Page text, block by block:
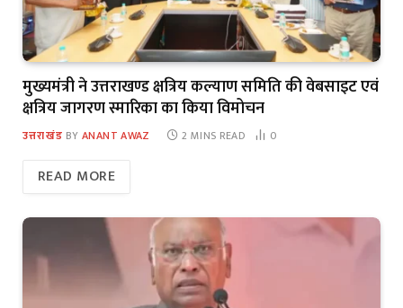
मुख्यमंत्री ने उत्तराखण्ड क्षत्रिय कल्याण समिति की वेबसाइट एवं
क्षत्रिय जागरण स्मारिका का किया विमोचन
उत्तराखंड BY ANANT AWAZ 2 MINS READ 0
READ MORE